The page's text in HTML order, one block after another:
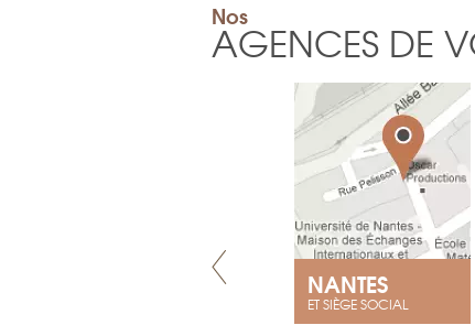
Nos
AGENCES DE
NANTES
ET SIÈGE SOCIAL